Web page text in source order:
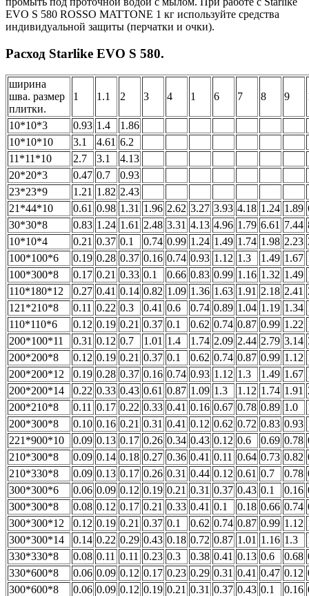
EVO S 580 ROSSO MATTONE 1 кг используйте средства
индивидуальной защиты (перчатки и очки).
Расход Starlike EVO S 580.
ширина
шва. размер
плитки.
1 1.1 2 3 4 1 6 7 8 9
10*10*3 0.93 1.4
1.86
10*10*10
3.1 4.61 6.2
11*11*10
2.7 3.1
4.13
20*20*3
0.47 0.7
0.93
23*23*9
1.21 1.82 2.43
21*44*10
0.61 0.98 1.31 1.96 2.62 3.27 3.93 4.18 1.24 1.89
30*30*8
0.83 1.24 1.61 2.48 3.31 4.13 4.96 1.79 6.61 7.44
10*10*4
0.21 0.37 0.1 0.74 0.99 1.24 1.49 1.74 1.98 2.23
100*100*6
0.19 0.28 0.37 0.16 0.74 0.93 1.12 1.3 1.49 1.67
100*300*8
0.17 0.21 0.33 0.1 0.66 0.83 0.99 1.16 1.32 1.49
110*180*12
0.27 0.41 0.14 0.82 1.09 1.36 1.63 1.91 2.18 2.41
121*210*8
0.11 0.22 0.3 0.41 0.6 0.74 0.89 1.04 1.19 1.34
110*110*6
0.12 0.19 0.21 0.37 0.1 0.62 0.74 0.87 0.99 1.22
200*100*11
0.31 0.12 0.7 1.01 1.4 1.74 2.09 2.44 2.79 3.14
200*200*8
0.12 0.19 0.21 0.37 0.1 0.62 0.74 0.87 0.99 1.12
200*200*12
0.19 0.28 0.37 0.16 0.74 0.93 1.12 1.3 1.49 1.67
200*200*14
0.22 0.33 0.43 0.61 0.87 1.09 1.3 1.12 1.74 1.91
200*210*8
0.11 0.17 0.22 0.33 0.41 0.16 0.67 0.78 0.89 1.0
200*300*8
0.10 0.16 0.21 0.31 0.41 0.12 0.62 0.72 0.83 0.93
221*900*10
0.09 0.13 0.17 0.26 0.34 0.43 0.12 0.6 0.69 0.78
210*300*8
0.09 0.14 0.18 0.27 0.36 0.41 0.11 0.64 0.73 0.82
210*330*8
0.09 0.13 0.17 0.26 0.31 0.44 0.12 0.61 0.7 0.78
300*300*6
0.06 0.09 0.12 0.19 0.21 0.31 0.37 0.43 0.1 0.16
300*300*8
0.08 0.12 0.17 0.21 0.33 0.41 0.1 0.18 0.66 0.74
300*300*12
0.12 0.19 0.21 0.37 0.1 0.62 0.74 0.87 0.99 1.12
300*300*14
0.14 0.22 0.29 0.43 0.18 0.72 0.87 1.01 1.16 1.3
330*330*8
0.08 0.11 0.11 0.23 0.3 0.38 0.41 0.13 0.6 0.68
330*600*8
0.06 0.09 0.12 0.17 0.23 0.29 0.31 0.41 0.47 0.12
300*600*8
0.06 0.09 0.12 0.19 0.21 0.31 0.37 0.43 0.1 0.16